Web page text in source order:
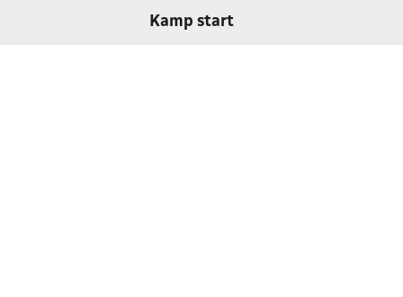
Kamp start